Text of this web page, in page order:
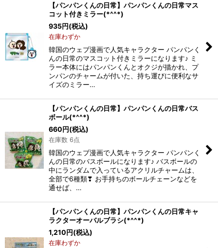
【パンパンくんの日常】パンパンくんの日常マス
コット付きミラー(*^^*)
935円(税込)
在庫わずか
韓国のウェブ漫画で人気キャラクター パンパンく
んの日常のマスコット付きミラーになります♪ ミ
ラー本体にはパンパンくんとオクジが描かれ、プ
ンパンのチャームが付いた、持ち運びに便利なサ
イズのミラー…
【パンパンくんの日常】パンパンくんの日常バス
ボール(*^^*)
660円(税込)
在庫数 6点
韓国のウェブ漫画で人気キャラクター パンパンく
んの日常のバスボールになります♪ バスボールの
中にランダムで入っているアクリルチャームは、
全部で6種類❣ お手持ちのボールチェーンなどを
通せば、…
【パンパンくんの日常】パンパンくんの日常キャ
ラクターオーバルブラシ(*^^*)
1,210円(税込)
在庫わずか